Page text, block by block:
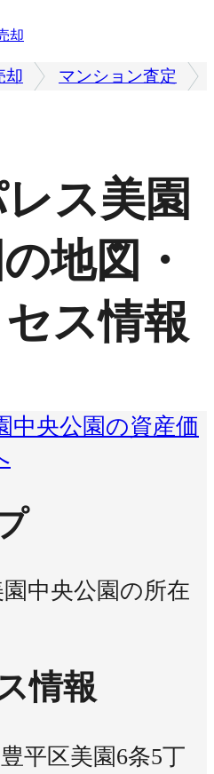
却
却 マンション査定
ス美園
地図・
ス情報
中央公園の資産価
情報
平区美園6条5丁